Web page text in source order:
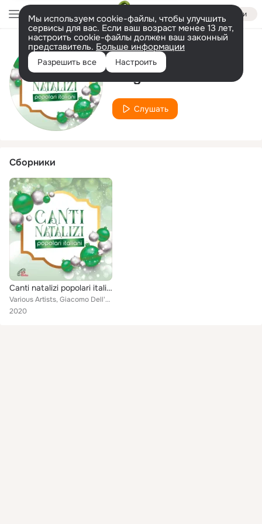
Войти
Мы используем cookie-файлы, чтобы улучшить
сервисы для вас. Если ваш возраст менее 13 лет,
настроить cookie-файлы должен ваш законный
представитель. Больше информации
Разрешить все Настроить
Исполнитель
Megaris
Слушать
Сборники
Canti natalizi popolari italiani
Various Artists, Giacomo Dell'Orso, Laudesi Umbri, Megaris, Amici Cantores, Enrico Intra, Andrea Montepaone, Enzo De Caro
2020